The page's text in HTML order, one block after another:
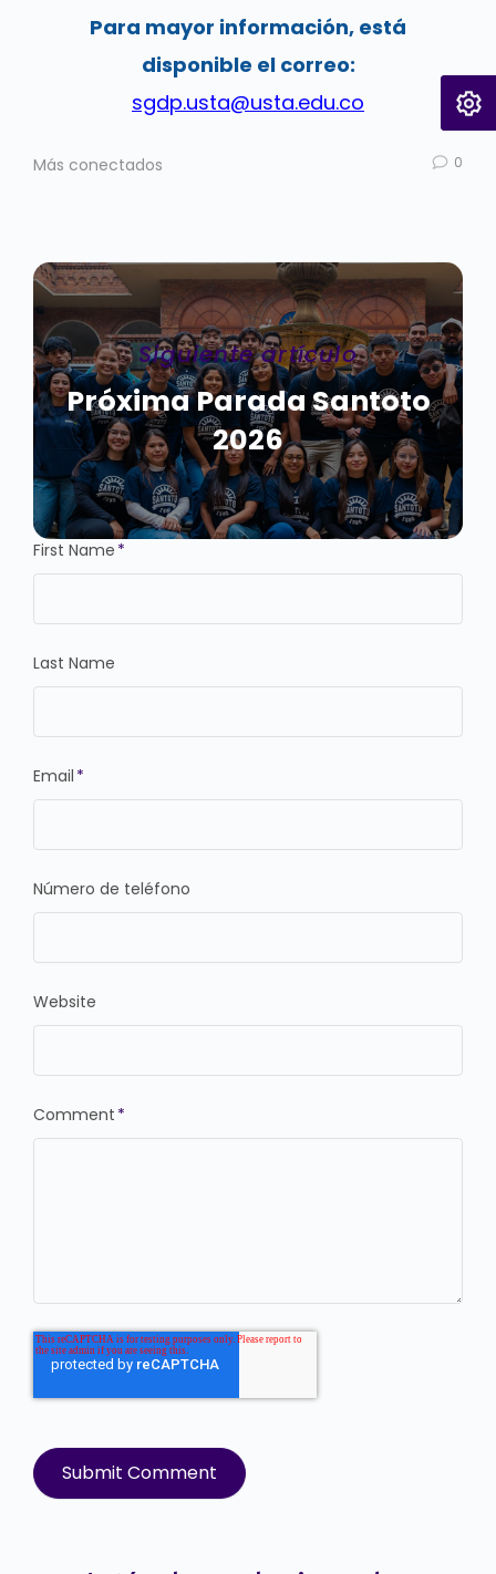
Para mayor información, está
disponible el correo:
sgdp.usta@usta.edu.co
Más conectados 0
Siguiente artículo
Próxima Parada Santoto
2026
First Name *
Last Name
Email *
Número de teléfono
Website
Comment *